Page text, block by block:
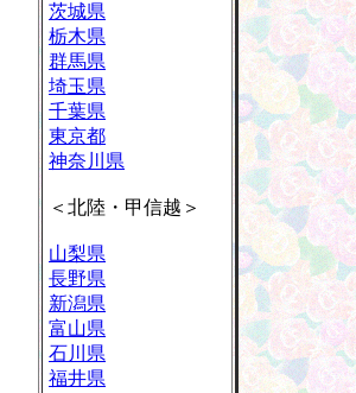
茨城県
栃木県
群馬県
埼玉県
千葉県
東京都
神奈川県
＜北陸・甲信越＞
山梨県
長野県
新潟県
富山県
石川県
福井県